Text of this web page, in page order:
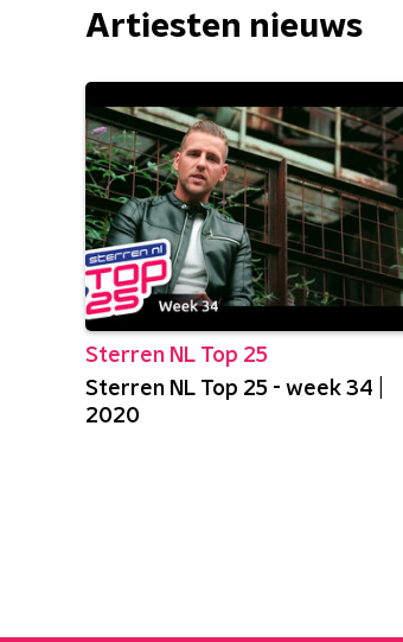
Artiesten nieuws
Sterren NL Top 25
Sterren NL Top 25 - week 34 |
2020